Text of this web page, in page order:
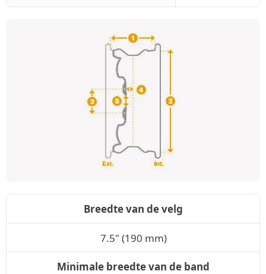
Breedte van de velg
7.5" (190 mm)
Minimale breedte van de band